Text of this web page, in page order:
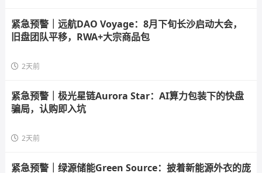
紧急预警｜远航DAO Voyage：8月下旬长沙启动大会，
旧盘团队平移，RWA+大宗商品包
2天前
紧急预警｜极光星链Aurora Star：AI算力包装下的快盘
骗局，认购即入坑
2天前
紧急预警｜绿源储能Green Source：披着新能源外衣的庞